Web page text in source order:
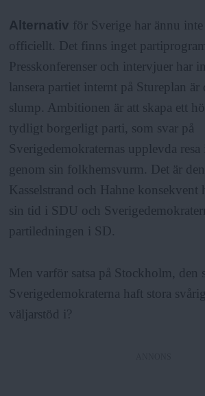
Alternativ för Sverige har ännu inte
officiellt. Det finns inget
Presskonferenser och intervjuer har
lansera partiet internt på Stureplan
slump. Ambitionen är att skapa ett
tydligt borgerligt parti, som svar på
Sverigedemokraternas upplevda
genom sin folkhemsvurm. Det är
Kasselstrand och Hahne konsekvent
sin tid i SDU och
partiledningen i SD.
Men varför satsa på Stockholm, den
Sverigedemokraterna haft stora
väljarstöd i?